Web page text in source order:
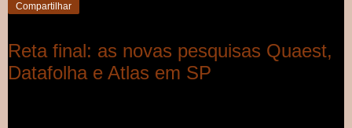
Compartilhar
Reta final: as novas pesquisas Quaest,
Datafolha e Atlas em SP